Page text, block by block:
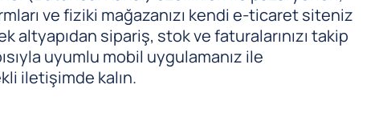
ve fiziki mağazanızı kendi e-ticaret siteniz
altyapıdan sipariş, stok ve faturalarınızı takip
uyumlu mobil uygulamanız ile
iletişimde kalın.